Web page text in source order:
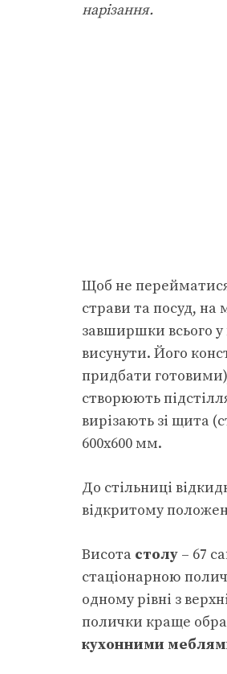
нарізання.
Щоб не
страви та посуд, на
завширшки всього
висунути. Його
придбати
створюють
вирізають зі щита
600х600 мм.
До стільниці
відкритому
Висота столу – 67
стаціонарною
одному рівні з
полички краще
кухонними